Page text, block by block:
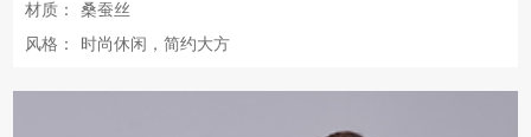
材质：
桑蚕丝
风格：
时尚休闲，简约大方